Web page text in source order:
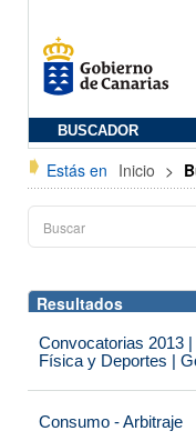
BUSCADOR
Estás en Inicio >
Resultados
Convocatorias 2013
Física y Deportes |
Consumo - Arbitraje